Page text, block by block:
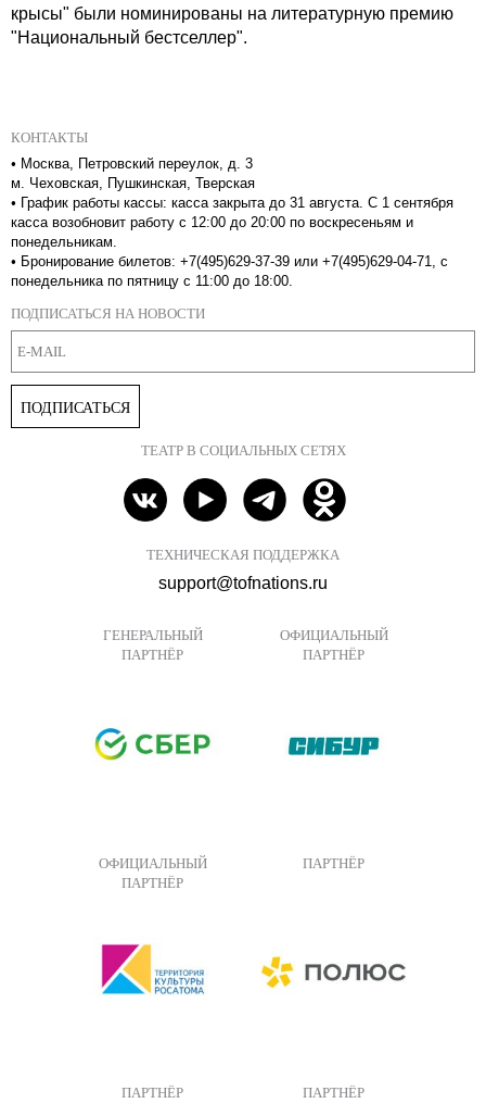
крысы" были номинированы на литературную премию
"Национальный бестселлер".
КОНТАКТЫ
• Москва, Петровский переулок, д. 3
м. Чеховская, Пушкинская, Тверская
• График работы кассы: касса закрыта до 31 августа. С 1 сентября
касса возобновит работу с 12:00 до 20:00 по воскресеньям и
понедельникам.
• Бронирование билетов: +7(495)629-37-39 или +7(495)629-04-71, с
понедельника по пятницу с 11:00 до 18:00.
ПОДПИСАТЬСЯ НА НОВОСТИ
ПОДПИСАТЬСЯ
ТЕАТР В СОЦИАЛЬНЫХ СЕТЯХ
ТЕХНИЧЕСКАЯ ПОДДЕРЖКА
support@tofnations.ru
ГЕНЕРАЛЬНЫЙ
ПАРТНЁР
ОФИЦИАЛЬНЫЙ
ПАРТНЁР
ОФИЦИАЛЬНЫЙ
ПАРТНЁР
ПАРТНЁР
ПАРТНЁР ПАРТНЁР